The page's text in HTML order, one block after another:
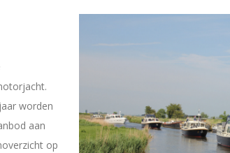
worden
aan
op